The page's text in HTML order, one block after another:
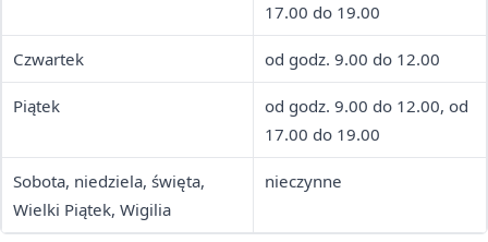
17.00 do 19.00
Czwartek od godz. 9.00 do 12.00
Piątek
od godz. 9.00 do 12.00, od
17.00 do 19.00
Sobota, niedziela, święta,
Wielki Piątek, Wigilia
nieczynne